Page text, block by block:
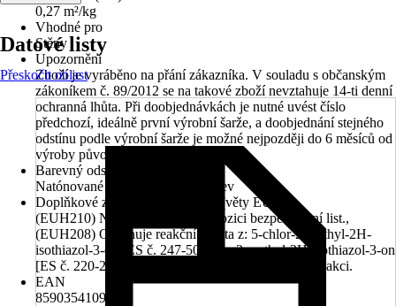
0,27 m²/kg
Vhodné pro
Stěny
Upozornění
Zboží je vyráběno na přání zákazníka. V souladu s občanským
zákoníkem č. 89/2012 se na takové zboží nevztahuje 14-ti denní
ochranná lhůta. Při doobjednávkách je nutné uvést číslo
předchozí, ideálně první výrobní šarže, a doobjednání stejného
odstínu podle výrobní šarže je možné nejpozději do 6 měsíců od
výroby původní šarže.
Barevný odstín
Natónované v centru míchání barev
Doplňkové znaky nebezpečnosti (věty EUH)
(EUH210) Na vyžádání je k dispozici bezpečnostní list.,
(EUH208) Obsahuje reakční hmota z: 5-chlor-2-methyl-2H-
isothiazol-3-on [ES č. 247-500-7] a 2-methyl-2H-isothiazol-3-on
[ES č. 220-239-6] (3:1). Může vyvolat alergickou reakci.
EAN
8590354109761
Datové listy
Přeskočit oblast